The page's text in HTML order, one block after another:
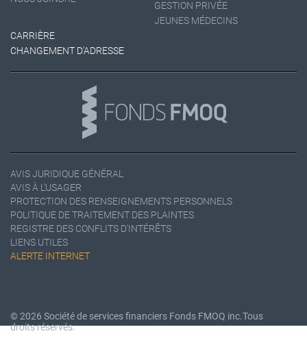
GESTION PRIVÉE
JEUNES MÉDECINS
CARRIÈRE
CHANGEMENT D'ADRESSE
AVIS JURIDIQUE GÉNÉRAL
AVIS À L'USAGER
PROTECTION DES RENSEIGNEMENTS PERSONNELS
POLITIQUE DE TRAITEMENT DES PLAINTES
REGISTRE DES CONFLITS D'INTÉRÊTS
LIENS UTILES
ALERTE INTERNET
© 2026 Société de services financiers Fonds FMOQ inc.Tous
droits réservés.